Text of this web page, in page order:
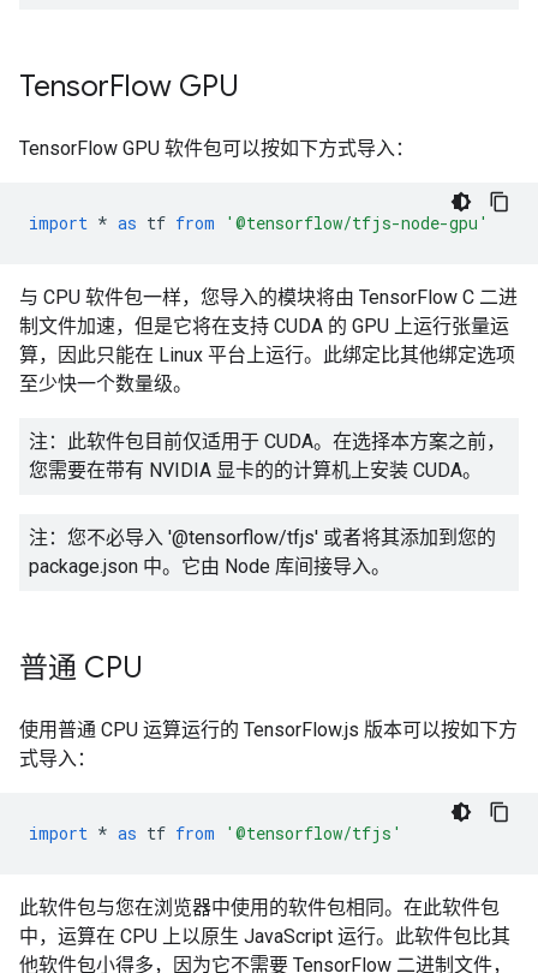
TensorFlow GPU
TensorFlow GPU 软件包可以按如下方式导入：
import * as tf from '@tensorflow/tfjs-node-gpu'
与 CPU 软件包一样，您导入的模块将由 TensorFlow C 二进
制文件加速，但是它将在支持 CUDA 的 GPU 上运行张量运
算，因此只能在 Linux 平台上运行。此绑定比其他绑定选项
至少快一个数量级。
注：此软件包目前仅适用于 CUDA。在选择本方案之前，
您需要在带有 NVIDIA 显卡的的计算机上安装 CUDA。
注：您不必导入 '@tensorflow/tfjs' 或者将其添加到您的
package.json 中。它由 Node 库间接导入。
普通 CPU
使用普通 CPU 运算运行的 TensorFlow.js 版本可以按如下方
式导入：
import * as tf from '@tensorflow/tfjs'
此软件包与您在浏览器中使用的软件包相同。在此软件包
中，运算在 CPU 上以原生 JavaScript 运行。此软件包比其
他软件包小得多，因为它不需要 TensorFlow 二进制文件，